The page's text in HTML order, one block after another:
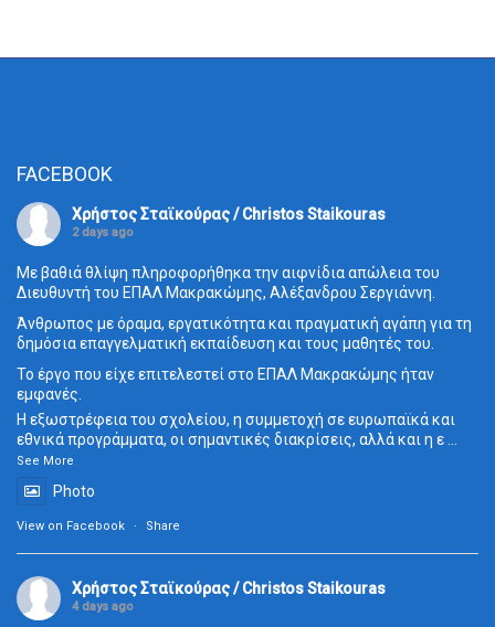
FACEBOOK
Χρήστος Σταϊκούρας / Christos Staikouras
2 days ago
Με βαθιά θλίψη πληροφορήθηκα την αιφνίδια απώλεια του
Διευθυντή του ΕΠΑΛ Μακρακώμης, Αλέξανδρου Σεργιάννη.
Άνθρωπος με όραμα, εργατικότητα και πραγματική αγάπη για τη
δημόσια επαγγελματική εκπαίδευση και τους μαθητές του.
Το έργο που είχε επιτελεστεί στο ΕΠΑΛ Μακρακώμης ήταν
εμφανές.
Η εξωστρέφεια του σχολείου, η συμμετοχή σε ευρωπαϊκά και
εθνικά προγράμματα, οι σημαντικές διακρίσεις, αλλά και η ε...
See More
Photo
View on Facebook · Share
Χρήστος Σταϊκούρας / Christos Staikouras
4 days ago